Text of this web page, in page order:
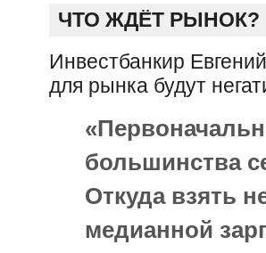
ЧТО ЖДЁТ РЫНОК?
Инвестбанкир
для рынка будут
большинства
Откуда взять
медианной